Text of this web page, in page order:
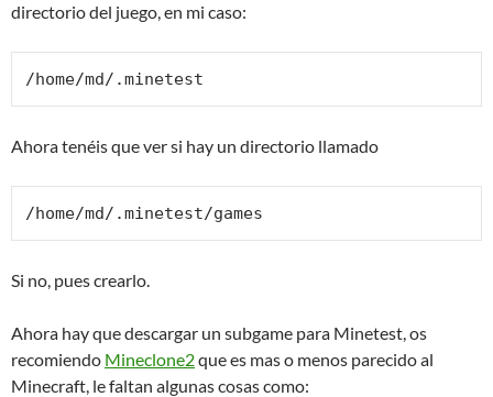
directorio del juego, en mi caso:
/home/md/.minetest
Ahora tenéis que ver si hay un directorio llamado
/home/md/.minetest/games
Si no, pues crearlo.
Ahora hay que descargar un subgame para Minetest, os
recomiendo Mineclone2que es mas o menos parecido al
Minecraft, le faltan algunas cosas como: